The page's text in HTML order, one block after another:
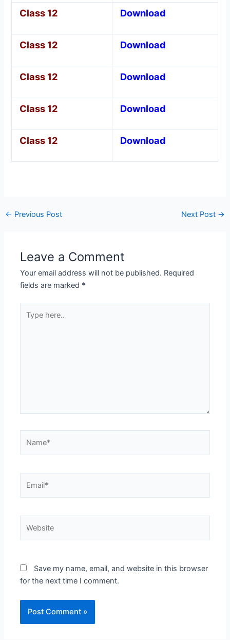
Class 12 Download
Class 12 Download
Class 12 Download
Class 12 Download
Class 12 Download
← Previous Post Next Post →
Leave a Comment
Your email address will not be published. Required
fields are marked *
here..
Save my name, email, and website in this browser
for the next time I comment.